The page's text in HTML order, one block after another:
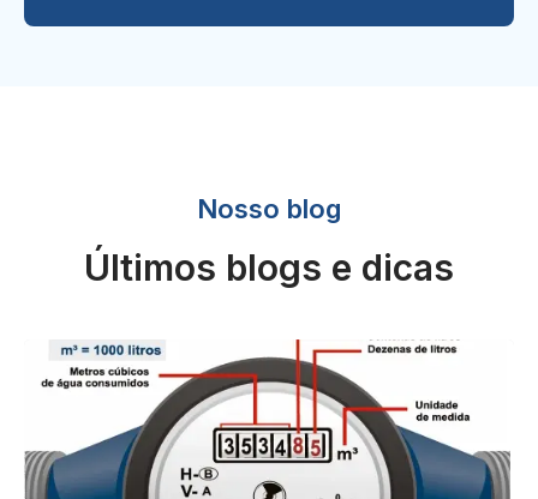
Nosso blog
Últimos blogs e dicas